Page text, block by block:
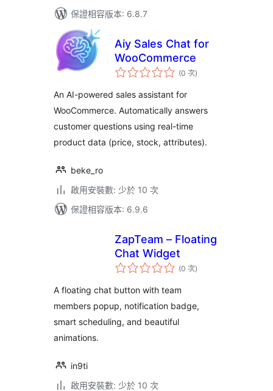
保證相容版本: 6.8.7
Aiy Sales Chat for
WooCommerce
(0 次評
分)
An AI-powered sales assistant for
WooCommerce. Automatically answers
customer questions using real-time
product data (price, stock, attributes).
beke_ro
啟用安裝數: 少於 10 次
保證相容版本: 6.9.6
ZapTeam – Floating
Chat Widget
(0 次評
分)
A floating chat button with team
members popup, notification badge,
smart scheduling, and beautiful
animations.
in9ti
啟用安裝數: 少於 10 次